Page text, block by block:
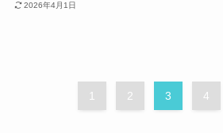
2026年4月1日
1 2 3 4